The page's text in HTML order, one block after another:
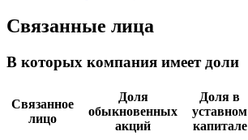
Связанные лица
В которых компания имеет доли
Связанное
лицо
Доля
обыкновенных
акций
Доля в
уставном
капитале